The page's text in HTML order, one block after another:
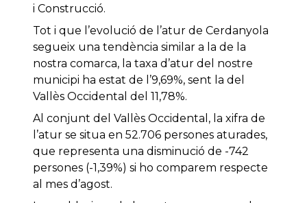
i Construcció.
Tot i que l’evolució de l’atur de Cerdanyola
segueix una tendència similar a la de la
nostra comarca, la taxa d’atur del nostre
municipi ha estat de l’9,69%, sent la del
Vallès Occidental del 11,78%.
Al conjunt del Vallès Occidental, la xifra de
l’atur se situa en 52.706 persones aturades,
que representa una disminució de -742
persones (-1,39%) si ho comparem respecte
al mes d’agost.